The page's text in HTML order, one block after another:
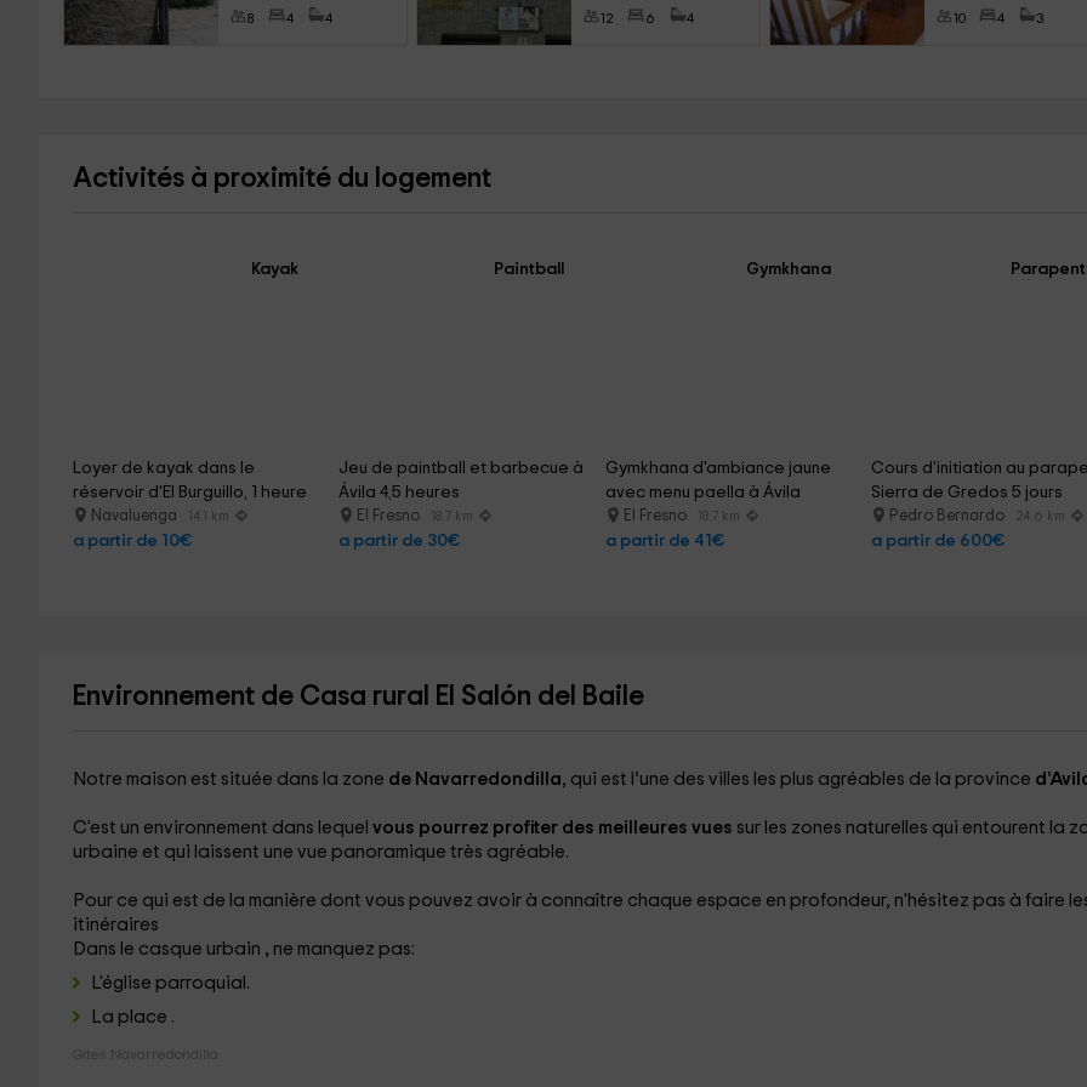
8 4 4 12 6 4 10 4 3
Activités à proximité du logement
Kayak
Loyer de kayak dans le
réservoir d'El Burguillo, 1 heure
Navaluenga 14.1 km
a partir de 10€
Paintball
Jeu de paintball et barbecue à
Ávila 4,5 heures
El Fresno 18.7 km
a partir de 30€
Gymkhana
Gymkhana d'ambiance jaune
avec menu paella à Ávila
El Fresno 18.7 km
a partir de 41€
Cours d'initiation au
Sierra de Gredos 5 jours
Pedro Bernardo 24.6 km
a partir de 600€
Environnement de Casa rural El Salón del Baile
Notre maison est située dans la zone de Navarredondilla, qui est l’une des villes les plus agréables de la province
C'est un environnement dans lequel vous pourrez profiter des meilleures vues sur les zones naturelles qui entourent la
urbaine et qui laissent une vue panoramique très agréable.
Pour ce qui est de la manière dont vous pouvez avoir à connaître chaque espace en profondeur, n'hésitez pas à faire
itinéraires
Dans le casque urbain , ne manquez pas:
L'église parroquial.
La place .
Gites Navarredondilla